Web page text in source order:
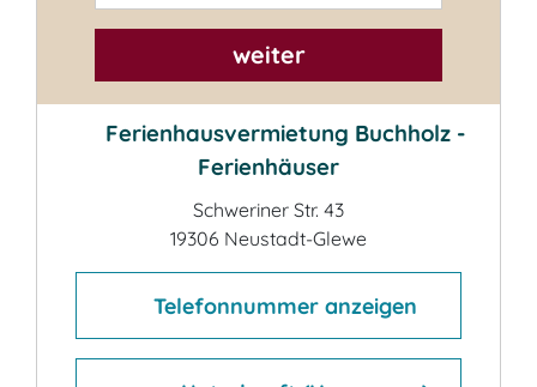
weiter
Ferienhausvermietung Buchholz -
Ferienhäuser
Schweriner Str. 43
19306 Neustadt-Glewe
Telefonnummer anzeigen